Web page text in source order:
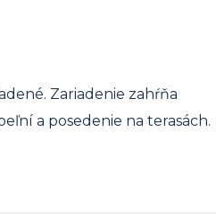
Zariadenie zahŕňa
a posedenie na terasách.